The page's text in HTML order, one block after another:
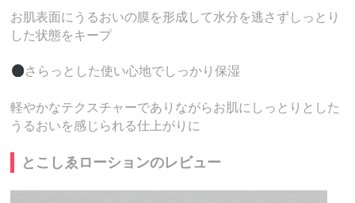
お肌表面にうるおいの膜を形成して水分を逃さずしっとり
した状態をキープ
さらっとした使い心地でしっかり保湿
軽やかなテクスチャーでありながらお肌にしっとりとした
うるおいを感じられる仕上がりに
とこしゑローションのレビュー